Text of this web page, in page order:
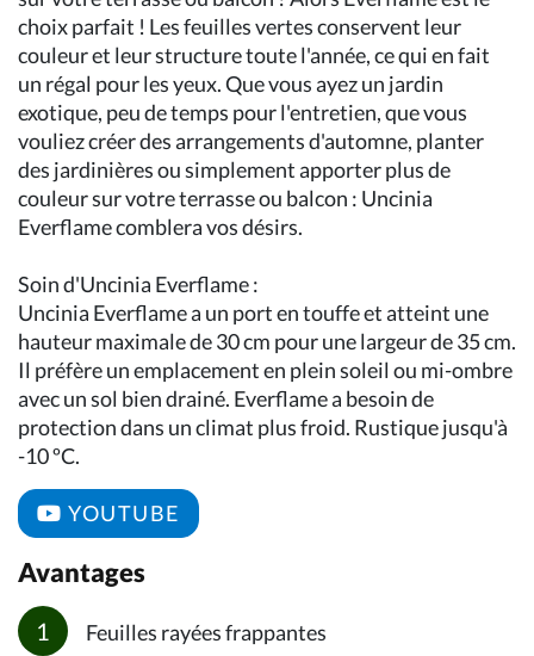
choix parfait ! Les feuilles vertes conservent leur
couleur et leur structure toute l'année, ce qui en fait
un régal pour les yeux. Que vous ayez un jardin
exotique, peu de temps pour l'entretien, que vous
vouliez créer des arrangements d'automne, planter
des jardinières ou simplement apporter plus de
couleur sur votre terrasse ou balcon : Uncinia
Everflame comblera vos désirs.
Soin d'Uncinia Everflame :
Uncinia Everflame a un port en touffe et atteint une
hauteur maximale de 30 cm pour une largeur de 35 cm.
Il préfère un emplacement en plein soleil ou mi-ombre
avec un sol bien drainé. Everflame a besoin de
protection dans un climat plus froid. Rustique jusqu'à
-10 ºC.
YOUTUBE
Avantages
Feuilles rayées frappantes